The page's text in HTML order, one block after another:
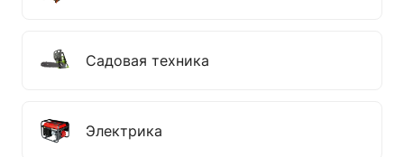
Садовая техника
Электрика